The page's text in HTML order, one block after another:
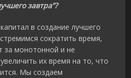
завтра”?
в создание лучшего
сократить время,
за монотонной и не
их время на то, что
Мы создаем